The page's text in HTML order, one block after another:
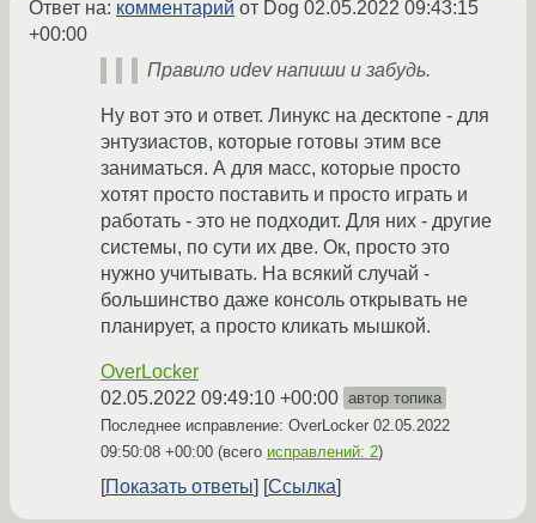
Ответ на: комментарий от Dog 02.05.2022 09:43:15
+00:00
Правило udev напиши и забудь.
Ну вот это и ответ. Линукс на десктопе - для
энтузиастов, которые готовы этим все
заниматься. А для масс, которые просто
хотят просто поставить и просто играть и
работать - это не подходит. Для них - другие
системы, по сути их две. Ок, просто это
нужно учитывать. На всякий случай -
большинство даже консоль открывать не
планирует, а просто кликать мышкой.
OverLocker
02.05.2022 09:49:10 +00:00 автор топика
Последнее исправление: OverLocker 02.05.2022
09:50:08 +00:00 (всего исправлений: 2)
Показать ответы Ссылка